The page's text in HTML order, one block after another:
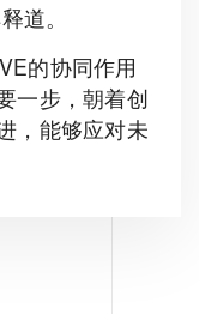
道。
的协同作用
一步，朝着创
，能够应对未